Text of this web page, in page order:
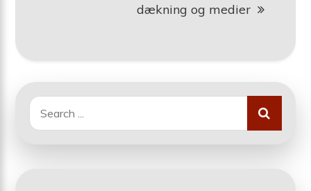
dækning og medier
Search
for: